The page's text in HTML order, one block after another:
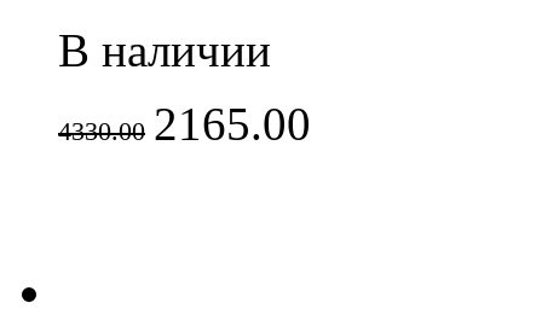
В наличии
4330.00 2165.00